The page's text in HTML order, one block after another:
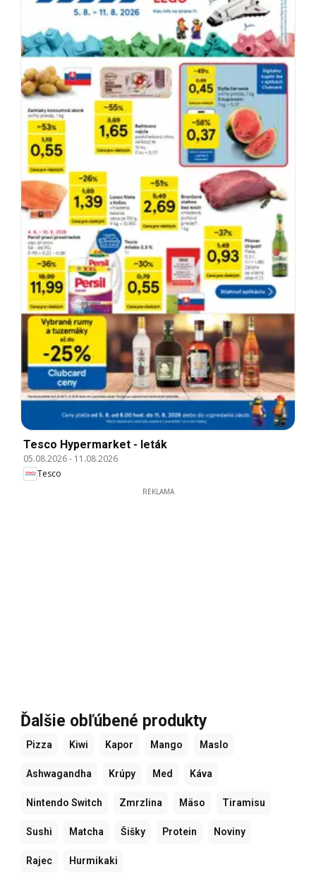
Tesco Hypermarket - leták
05.08.2026- 11.08.2026
Tesco
REKLAMA
Ďalšie obľúbené produkty
Pizza Kiwi Kapor Mango Maslo
Ashwagandha Krúpy Med Káva
Nintendo Switch Zmrzlina Mäso Tiramisu
Sushi Matcha Šišky Protein Noviny
Rajec Hurmikaki